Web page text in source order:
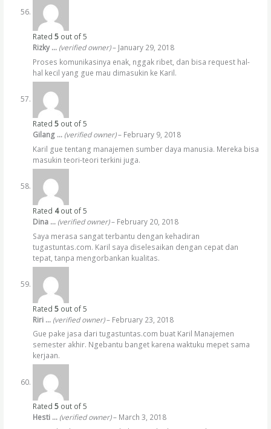
Rated 5out of 5
Rizky … (verified owner) – January 29, 2018
Proses komunikasinya enak, nggak ribet, dan bisa request hal-
hal kecil yang gue mau dimasukin ke Karil.
Rated 5out of 5
Gilang … (verified owner) – February 9, 2018
Karil gue tentang manajemen sumber daya manusia. Mereka bisa
masukin teori-teori terkini juga.
Rated 4out of 5
Dina … (verified owner) – February 20, 2018
Saya merasa sangat terbantu dengan kehadiran
tugastuntas.com. Karil saya diselesaikan dengan cepat dan
tepat, tanpa mengorbankan kualitas.
Rated 5out of 5
Riri … (verified owner) – February 23, 2018
Gue pake jasa dari tugastuntas.com buat Karil Manajemen
semester akhir. Ngebantu banget karena waktuku mepet sama
kerjaan.
Rated 5out of 5
Hesti … (verified owner) – March 3, 2018